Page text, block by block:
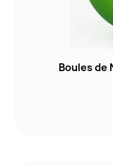
Boules de